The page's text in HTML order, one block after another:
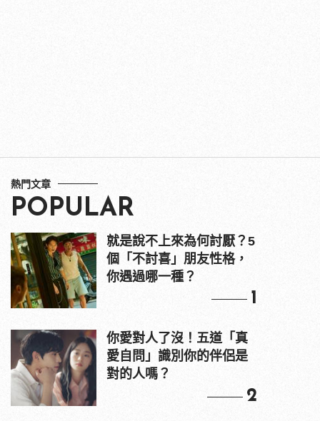
熱門文章
POPULAR
就是說不上來為何討厭？5
個「不討喜」朋友性格，
你遇過哪一種？
1
你愛對人了沒！五道「真
愛自問」識別你的伴侶是
對的人嗎？
2